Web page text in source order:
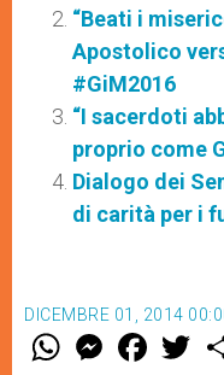
“Beati i
Apostolico
#GiM2016
“I sacerdoti
proprio come
Dialogo dei
di carità per i
DICEMBRE 01, 2014
W M
e
F
a w